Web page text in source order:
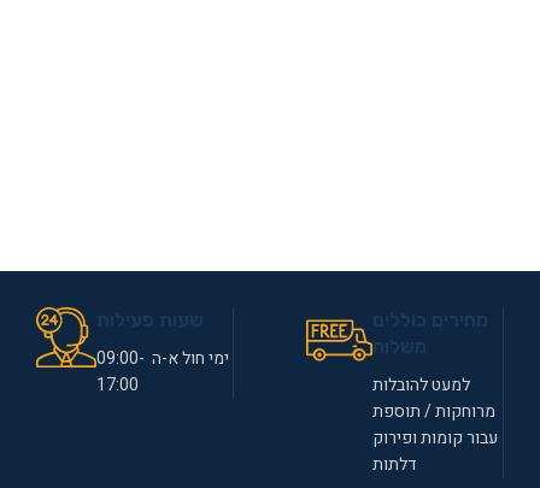
למעט להובלות
מרוחקות / תוספת
עבור קומות ופירוק
דלתות
ימי חול א-ה 09:00-
17:00